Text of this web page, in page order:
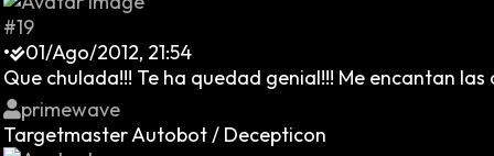
#19
•
01/Ago/2012, 21:54
Que chulada!!! Te ha quedad genial!!! Me encantan
primewave
Targetmaster Autobot / Decepticon